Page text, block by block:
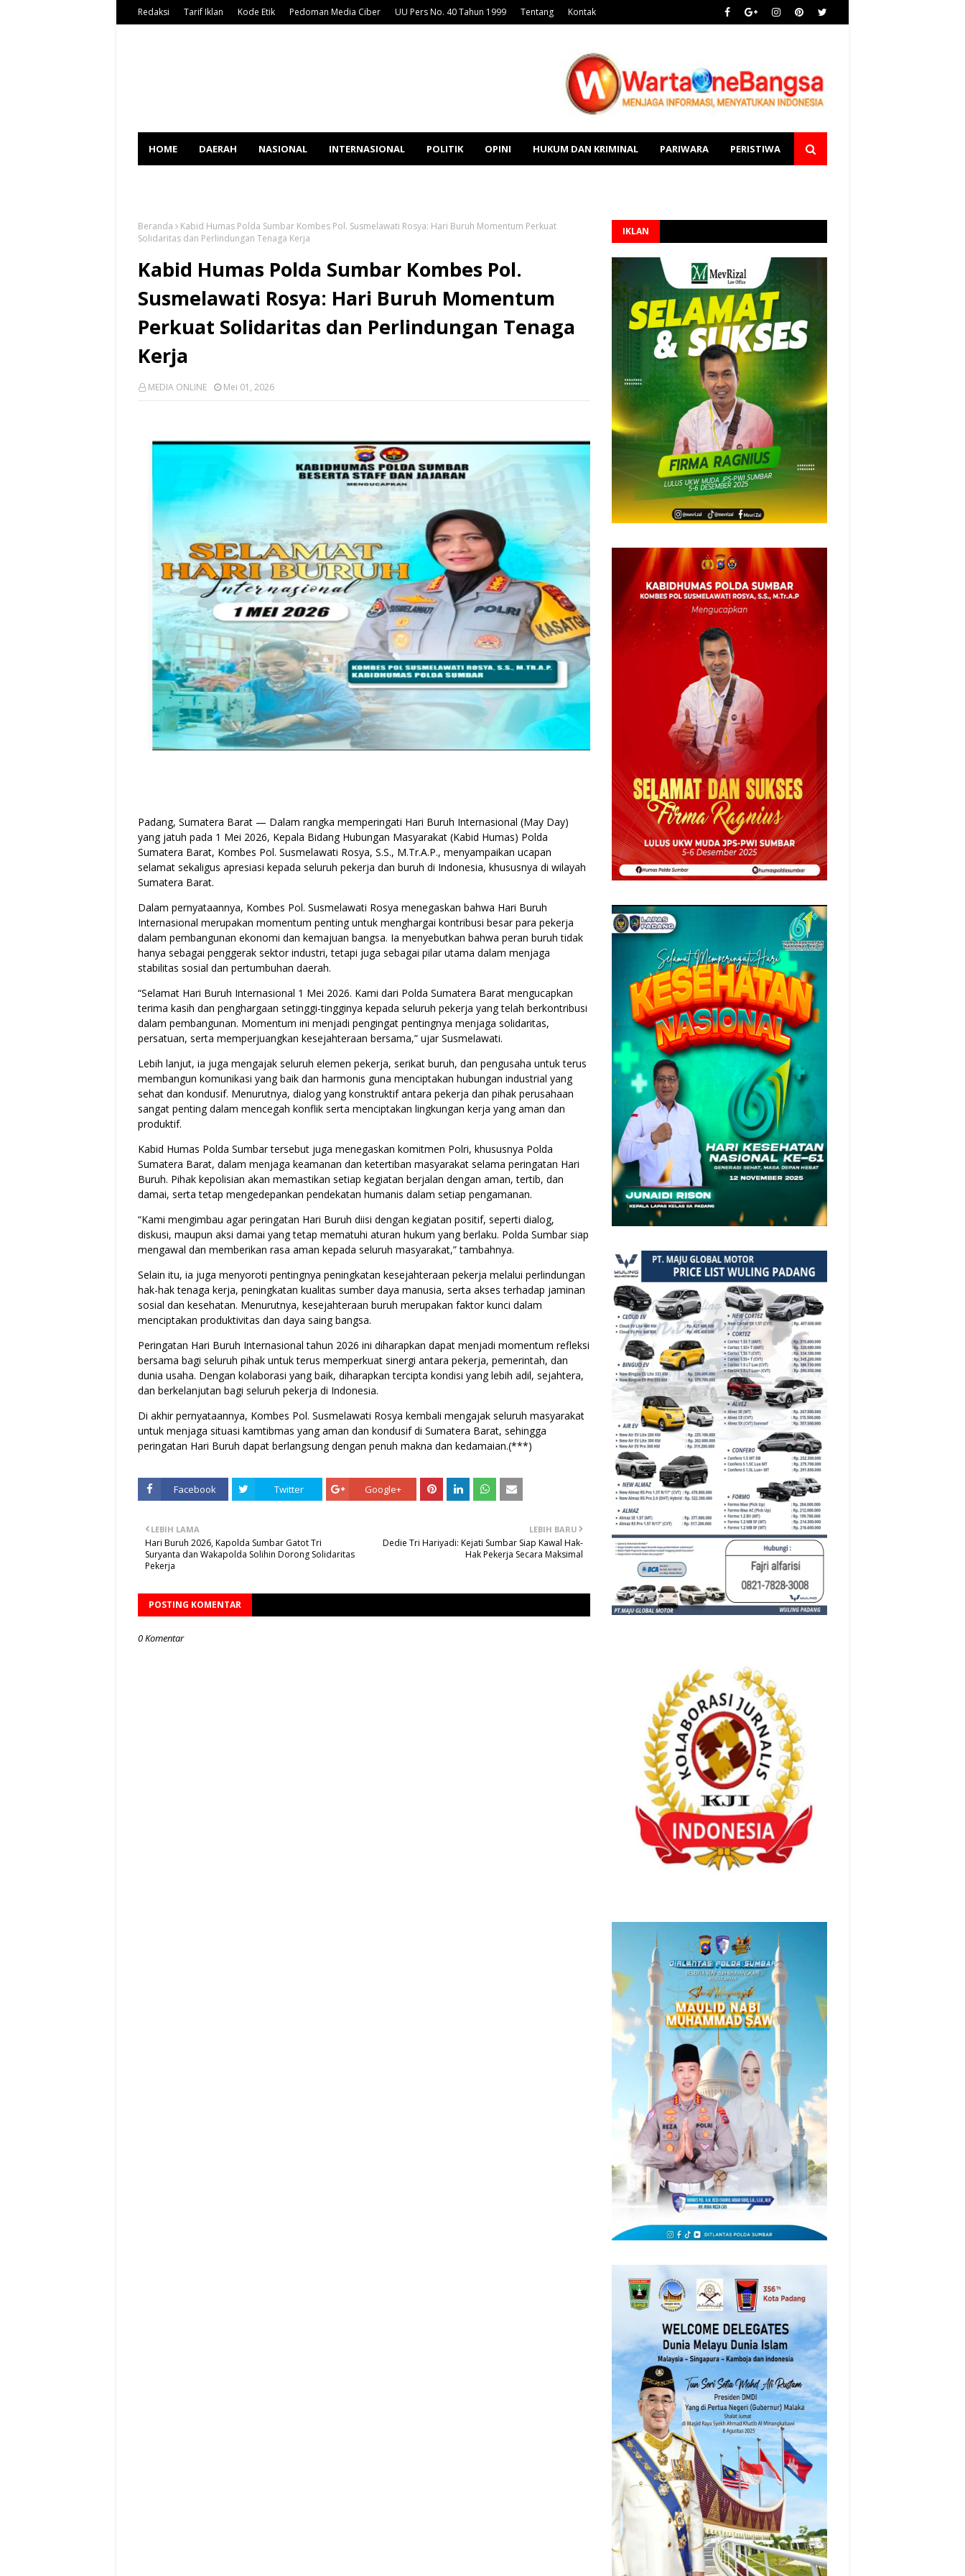
Redaksi Tarif Iklan Kode Etik Pedoman Media Ciber UU Pers No. 40 Tahun 1999 Tentang Kontak
HOME DAERAH NASIONAL INTERNASIONAL POLITIK OPINI HUKUM DAN KRIMINAL PARIWARA PERISTIWA
Beranda
Kabid Humas Polda Sumbar Kombes Pol. Susmelawati Rosya: Hari Buruh Momentum Perkuat
Solidaritas dan Perlindungan Tenaga Kerja
Kabid Humas Polda Sumbar Kombes Pol.
Susmelawati Rosya: Hari Buruh Momentum
Perkuat Solidaritas dan Perlindungan Tenaga
Kerja
MEDIA ONLINE Mei 01, 2026
Padang, Sumatera Barat — Dalam rangka memperingati Hari Buruh Internasional (May Day)
yang jatuh pada 1 Mei 2026, Kepala Bidang Hubungan Masyarakat (Kabid Humas) Polda
Sumatera Barat, Kombes Pol. Susmelawati Rosya, S.S., M.Tr.A.P., menyampaikan ucapan
selamat sekaligus apresiasi kepada seluruh pekerja dan buruh di Indonesia, khususnya di wilayah
Sumatera Barat.
Dalam pernyataannya, Kombes Pol. Susmelawati Rosya menegaskan bahwa Hari Buruh
Internasional merupakan momentum penting untuk menghargai kontribusi besar para pekerja
dalam pembangunan ekonomi dan kemajuan bangsa. Ia menyebutkan bahwa peran buruh tidak
hanya sebagai penggerak sektor industri, tetapi juga sebagai pilar utama dalam menjaga
stabilitas sosial dan pertumbuhan daerah.
“Selamat Hari Buruh Internasional 1 Mei 2026. Kami dari Polda Sumatera Barat mengucapkan
terima kasih dan penghargaan setinggi-tingginya kepada seluruh pekerja yang telah berkontribusi
dalam pembangunan. Momentum ini menjadi pengingat pentingnya menjaga solidaritas,
persatuan, serta memperjuangkan kesejahteraan bersama,” ujar Susmelawati.
Lebih lanjut, ia juga mengajak seluruh elemen pekerja, serikat buruh, dan pengusaha untuk terus
membangun komunikasi yang baik dan harmonis guna menciptakan hubungan industrial yang
sehat dan kondusif. Menurutnya, dialog yang konstruktif antara pekerja dan pihak perusahaan
sangat penting dalam mencegah konflik serta menciptakan lingkungan kerja yang aman dan
produktif.
Kabid Humas Polda Sumbar tersebut juga menegaskan komitmen Polri, khususnya Polda
Sumatera Barat, dalam menjaga keamanan dan ketertiban masyarakat selama peringatan Hari
Buruh. Pihak kepolisian akan memastikan setiap kegiatan berjalan dengan aman, tertib, dan
damai, serta tetap mengedepankan pendekatan humanis dalam setiap pengamanan.
“Kami mengimbau agar peringatan Hari Buruh diisi dengan kegiatan positif, seperti dialog,
diskusi, maupun aksi damai yang tetap mematuhi aturan hukum yang berlaku. Polda Sumbar siap
mengawal dan memberikan rasa aman kepada seluruh masyarakat,” tambahnya.
Selain itu, ia juga menyoroti pentingnya peningkatan kesejahteraan pekerja melalui perlindungan
hak-hak tenaga kerja, peningkatan kualitas sumber daya manusia, serta akses terhadap jaminan
sosial dan kesehatan. Menurutnya, kesejahteraan buruh merupakan faktor kunci dalam
menciptakan produktivitas dan daya saing bangsa.
Peringatan Hari Buruh Internasional tahun 2026 ini diharapkan dapat menjadi momentum refleksi
bersama bagi seluruh pihak untuk terus memperkuat sinergi antara pekerja, pemerintah, dan
dunia usaha. Dengan kolaborasi yang baik, diharapkan tercipta kondisi yang lebih adil, sejahtera,
dan berkelanjutan bagi seluruh pekerja di Indonesia.
Di akhir pernyataannya, Kombes Pol. Susmelawati Rosya kembali mengajak seluruh masyarakat
untuk menjaga situasi kamtibmas yang aman dan kondusif di Sumatera Barat, sehingga
peringatan Hari Buruh dapat berlangsung dengan penuh makna dan kedamaian.(***)
Facebook Twitter Google+
LEBIH BARU
Dedie Tri Hariyadi: Kejati Sumbar Siap Kawal Hak-
Hak Pekerja Secara Maksimal
LEBIH LAMA
Hari Buruh 2026, Kapolda Sumbar Gatot Tri
Suryanta dan Wakapolda Solihin Dorong Solidaritas
Pekerja
POSTING KOMENTAR
0 Komentar
IKLAN